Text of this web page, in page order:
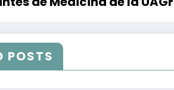
POSTS